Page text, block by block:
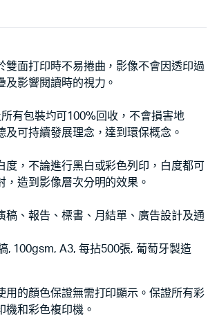
雙面打印時不易捲曲，影像不會因透印過
及影響閱讀時的視力。
有包裝圴可100%回收，不會損害地
及可持續發展理念，達到環保概念。
度，不論進行黑白或彩色列印，白度都可
，造到影像層次分明的效果。
稿、報告、標書、月結單、廣告設計及通
, 100gsm, A3, 每拈500張, 葡萄牙製造
用的顏色保證無需打印顯示。保證所有彩
機和彩色複印機。